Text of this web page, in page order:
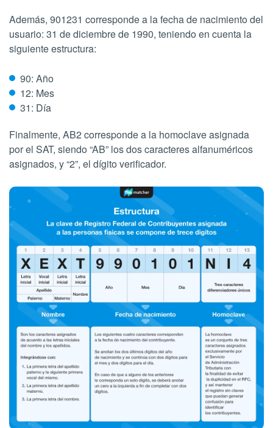
Además, 901231 corresponde a la fecha de nacimiento del
usuario: 31 de diciembre de 1990, teniendo en cuenta la
siguiente estructura:
90: Año
12: Mes
31: Día
Finalmente, AB2 corresponde a la homoclave asignada
por el SAT, siendo “AB” los dos caracteres alfanuméricos
asignados, y “2”, el dígito verificador.